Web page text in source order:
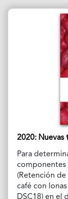
2020: Nuevas
Para
componentes
(Retención de
café con
DSC18) en el